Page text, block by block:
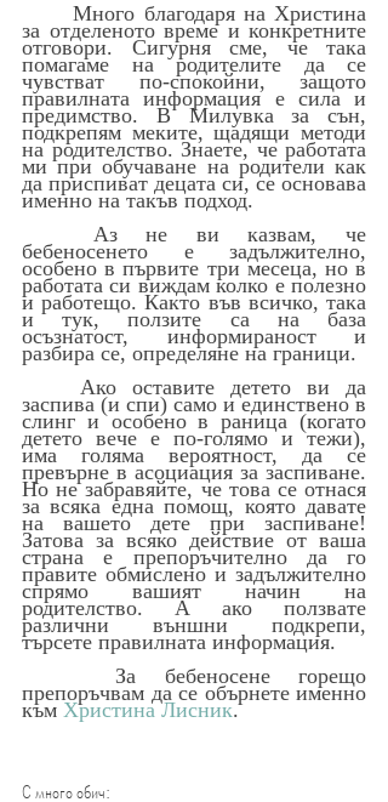
	Много благодаря на Христина
за отделеното време и конкретните
отговори. Сигурня сме, че така
помагаме на родителите да се
чувстват по-спокойни, защото
правилната информация е сила и
предимство. В Милувка за сън,
подкрепям меките, щадящи методи
на родителство. Знаете, че работата
ми при обучаване на родители как
да приспиват децата си, се основава
именно на такъв подход.
бебеносенето е задължително,
особено в първите три месеца, но в
работата си виждам колко е полезно
и работещо. Както във всичко, така
и тук, ползите са на база
осъзнатост, информираност и
разбира се, определяне на граници.
заспива (и спи) само и единствено в
слинг и особено в раница (когато
детето вече е по-голямо и тежи),
има голяма вероятност, да се
превърне в асоциация за заспиване.
Но не забравяйте, че това се отнася
за всяка една помощ, която давате
на вашето дете при заспиване!
Затова за всяко действие от ваша
страна е препоръчително да го
правите обмислено и задължително
спрямо вашият начин на
родителство. А ако ползвате
различни външни подкрепи,
търсете правилната информация.
За бебеносене горещо
препоръчвам да се обърнете именно
към Христина Лисник.
С много обич: